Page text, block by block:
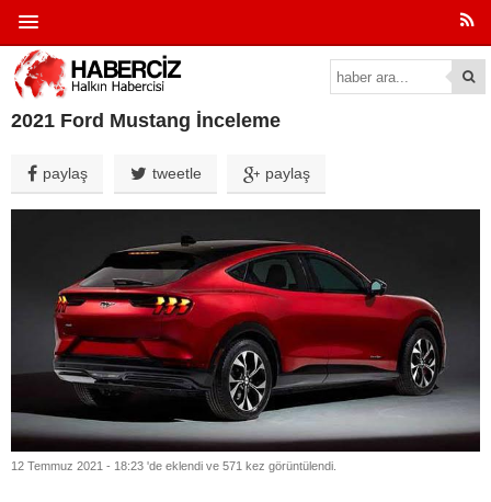
2021 Ford Mustang İnceleme
paylaş tweetle paylaş
12 Temmuz 2021 - 18:23 'de eklendi ve 571 kez görüntülendi.